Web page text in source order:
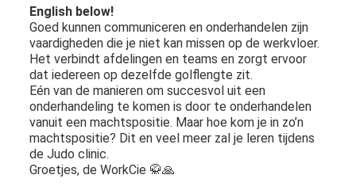
English below!
Goed kunnen communiceren en onderhandelen zijn
vaardigheden die je niet kan missen op de werkvloer.
Het verbindt afdelingen en teams en zorgt ervoor
dat iedereen op dezelfde golflengte zit.
Eén van de manieren om succesvol uit een
onderhandeling te komen is door te onderhandelen
vanuit een machtspositie. Maar hoe kom je in zo’n
machtspositie? Dit en veel meer zal je leren tijdens
de Judo clinic.
Groetjes, de WorkCie 🥋🙏